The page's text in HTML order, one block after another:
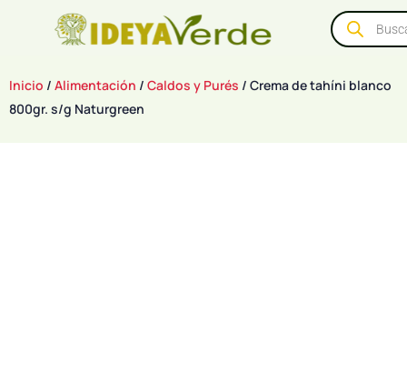
Inicio / Alimentación / Caldos y Purés / Crema de tahíni blanco
800gr. s/g Naturgreen